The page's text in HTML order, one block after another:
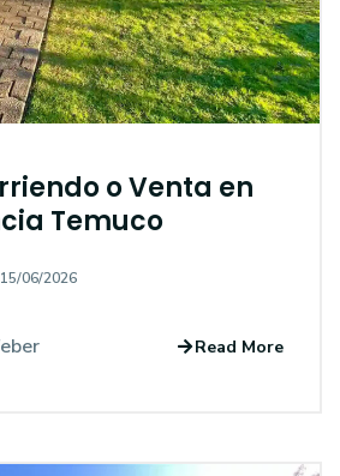
o Venta en
Temuco
15/06/2026
Read More